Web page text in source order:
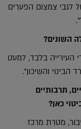
צמצום הפערים
השונים?
העירייה בלבד, למעט
והשיכון".
תרבותיים
כאן?
מטרת מרכז